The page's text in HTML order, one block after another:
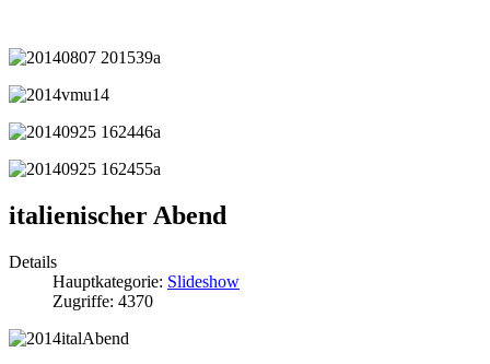
italienischer Abend
Details
Hauptkategorie: Slideshow
Zugriffe: 4370